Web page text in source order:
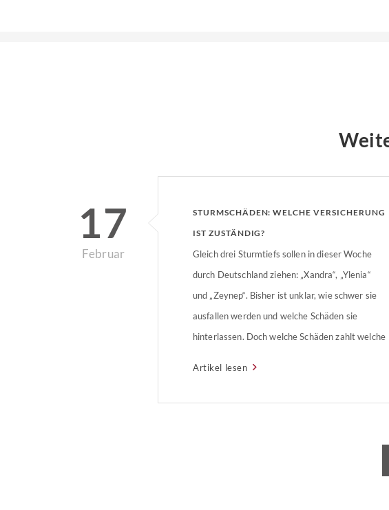
17
Februar
STURMSCHÄDEN: WELCHE VERSICHERUNG
IST ZUSTÄNDIG?
Gleich drei Sturmtiefs sollen in dieser Woche
durch Deutschland ziehen: „Xandra“, „Ylenia“
und „Zeynep“. Bisher ist unklar, wie schwer sie
ausfallen werden und welche Schäden sie
hinterlassen. Doch welche Schäden zahlt welche
Artikel lesen